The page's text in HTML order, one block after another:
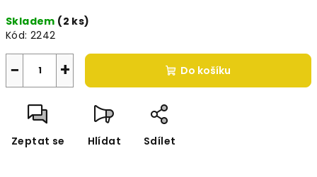
cena:
Skladem (2 ks)
Kód: 2242
+
− Do košíku
Zeptat se Hlídat Sdílet